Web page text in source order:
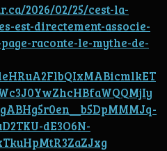
2026/02/25/cest-la-
est-directement-associe-
raconte-le-mythe-de-
dE3O6N-